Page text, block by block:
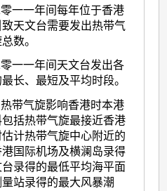
一一年间每年位于香港
天文台需要发出热带气
数。
一一年间天文台发出各
长、最短及平均时段。
带气旋影响香港时本港
括热带气旋最接近香港
计热带气旋中心附近的
国际机场及横澜岛录得
录得的最低平均海平面
站录得的最大风暴潮